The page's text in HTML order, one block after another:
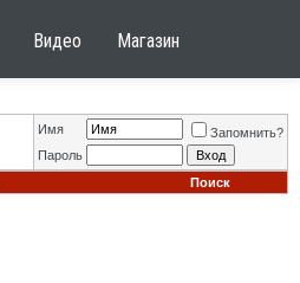
Видео Магазин
Имя
Запомнить?
Пароль
Поиск